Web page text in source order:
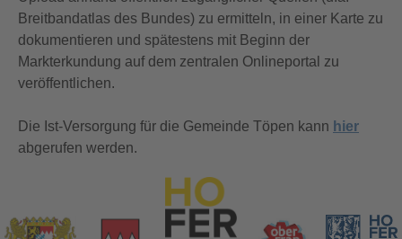
Breitbandatlas des Bundes) zu ermitteln, in einer Karte zu
dokumentieren und spätestens mit Beginn der
Markterkundung auf dem zentralen Onlineportal zu
veröffentlichen.
Die Ist-Versorgung für die Gemeinde Töpen kann hier
abgerufen werden.